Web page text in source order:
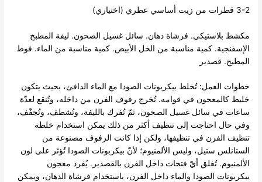
3-2 قطرات من زيت أساسي عطري (اختياري)
مكشط بلاستيكي. فرشاة دهان. سائل غسيل الصحون. ليفة المطبخ
الإسفنجية. كمية مناسبة من الخل الأبيض. كمية مناسبة من الماء. فوط
المطبخ. قصدير
خطوات العمل: تُخلط بيكربونات الصودا مع الماء الدافئ، بحيث يتكون
خليط كالمعجون في قوامه. تُخرج رفوف الفرن من داخله، وتُنقع لعدّة
ساعات في سائل غسيل الصحون، ثمّ تُفرك بالليفة، وتُشطف، وتُجفّف،
وفي حال احتاجت إلى تنظيف أكثر من ذلك يمكن استخدام خلطة
تنظيف الفرن في تنظيفها، ولكن إذا كانت الرفوف مصنوعة من
الستانلس ستيل، وليس الألمنيوم؛ لأنّ بيكربونات الصودا تُؤثر على لون
الألمنيوم. تُغلق أيّ فتحات داخل الفرن بالقصدير. يُفرد معجون
بيكربونات الصودا والماء داخل الفرن، باستخدام فرشاة الدهان، ويمكن